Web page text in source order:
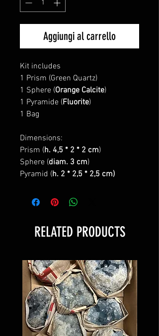
Aggiungi al carrello
Kit includes
1 Prism (Green Quartz)
1 Sphere (Orange Calcite)
1 Pyramide (Fluorite)
1 Bag
Dimensions:
Prism (h. 4,5 * 2 * 2 cm)
Sphere (diam. 3 cm)
Pyramid (h. 2 * 2,5 * 2,5 cm)
RELATED PRODUCTS